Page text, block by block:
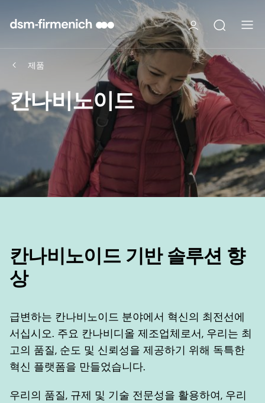
제품
칸나비노이드
칸나비노이드 기반 솔루션 향
상
급변하는 칸나비노이드 분야에서 혁신의 최전선에
서십시오. 주요 칸나비디올 제조업체로서, 우리는 최
고의 품질, 순도 및 신뢰성을 제공하기 위해 독특한
혁신 플랫폼을 만들었습니다.
우리의 품질, 규제 및 기술 전문성을 활용하여, 우리